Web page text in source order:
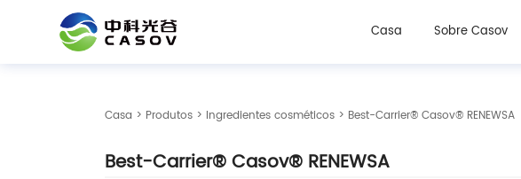
Casa Sobre Casov
Ingredientes cosméticos
Casa > Produtos> Ingredientes cosméticos> Best-Carrier® Casov® RENEWSA
Best-Carrier® Casov® RENEWSA